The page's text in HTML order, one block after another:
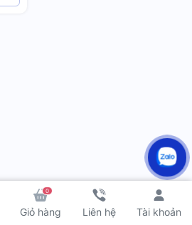
0
Giỏ hàng Liên hệ Tài khoản